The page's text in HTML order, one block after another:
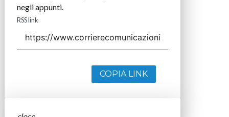
negli appunti.
RSS link
COPIA LINK